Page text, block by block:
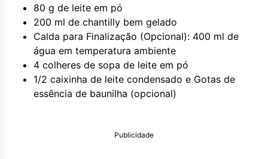
80 g de leite em pó
200 ml de chantilly bem gelado
Calda para Finalização (Opcional): 400 ml de
água em temperatura ambiente
4 colheres de sopa de leite em pó
1/2 caixinha de leite condensado e Gotas de
essência de baunilha (opcional)
Publicidade